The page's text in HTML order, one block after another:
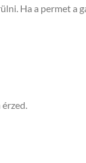
Ha a permet a